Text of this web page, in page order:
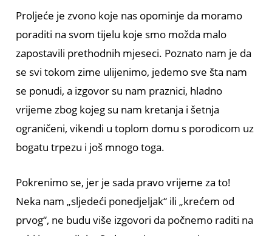
Proljeće je zvono koje nas opominje da moramo
poraditi na svom tijelu koje smo možda malo
zapostavili prethodnih mjeseci. Poznato nam je da
se svi tokom zime ulijenimo, jedemo sve šta nam
se ponudi, a izgovor su nam praznici, hladno
vrijeme zbog kojeg su nam kretanja i šetnja
ograničeni, vikendi u toplom domu s porodicom uz
bogatu trpezu i još mnogo toga.
Pokrenimo se, jer je sada pravo vrijeme za to!
Neka nam „sljedeći ponedjeljak“ ili „krećem od
prvog“, ne budu više izgovori da počnemo raditi na